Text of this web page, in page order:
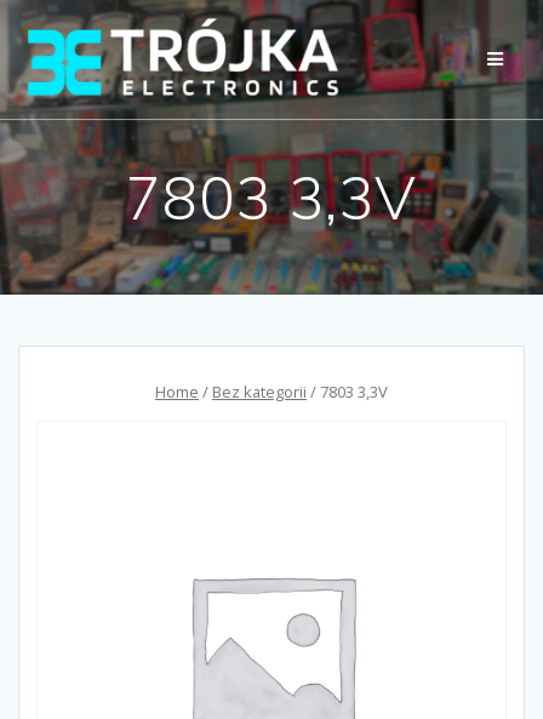
Przejdź
do
treści
7803 3,3V
Home / Bez kategorii / 7803 3,3V